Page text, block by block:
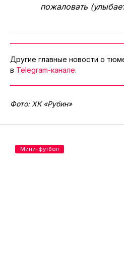
пожаловать
Другие главные новости о
в Telegram-канале.
Фото: ХК «Рубин»
Мини-футбол